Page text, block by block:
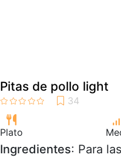
Pitas de pollo light
Plato
Ingredientes: Para